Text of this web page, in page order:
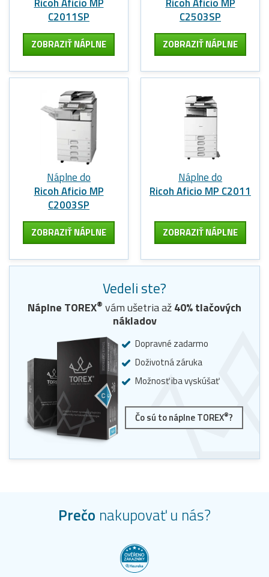
Ricoh Aficio MP
C2011SP
ZOBRAZIŤ NÁPLNE
Ricoh Aficio MP
C2503SP
ZOBRAZIŤ NÁPLNE
Náplne do
Ricoh Aficio MP
C2003SP
ZOBRAZIŤ NÁPLNE
Náplne do
Ricoh Aficio MP C2011
ZOBRAZIŤ NÁPLNE
Vedeli ste?
Náplne TOREX® vám ušetria až40% tlačových
nákladov
Dopravné zadarmo
Doživotná záruka
Možnosť iba vyskúšať
Čo sú to náplne TOREX®?
Prečo nakupovať u nás?